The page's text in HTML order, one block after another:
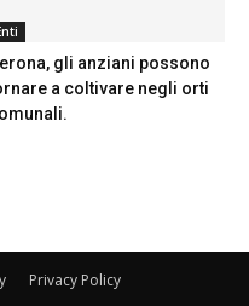
gli anziani possono
a coltivare negli orti
Privacy Policy